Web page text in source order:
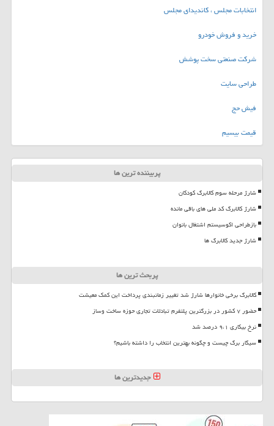
انتخابات مجلس ، کاندیدای مجلس
خرید و فروش خودرو
شرکت صنعتی سخت پوشش
طراحی سایت
فیش حج
قیمت بیسیم
پربیننده ترین ها
شارژ مرحله سوم کالابرگ کودکان
شارژ کالابرگ کد ملی های باقی مانده
بازطراحی اکوسیستم اشتغال بانوان
شارژ جدید کالابرگ ها
پربحث ترین ها
کالابرگ برخی خانوارها شارژ شد تغییر زمانبندی پرداخت این کمک معیشت
حضور ۷ کشور در بزرگترین پلتفرم تبادلات تجاری حوزه ساخت وساز
نرخ بیکاری ۹،۱ درصد شد
سیگار برگ چیست و چگونه بهترین انتخاب را داشته باشیم؟
جدیدترین ها